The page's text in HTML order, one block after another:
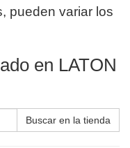
pueden variar los
en LATON
Buscar en la tienda